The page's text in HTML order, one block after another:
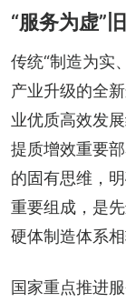
“服务为虚”
传统“制造为实
产业升级的全
业优质高效发
提质增效重要
的固有思维，
重要组成，是
硬体制造体系
国家重点推进